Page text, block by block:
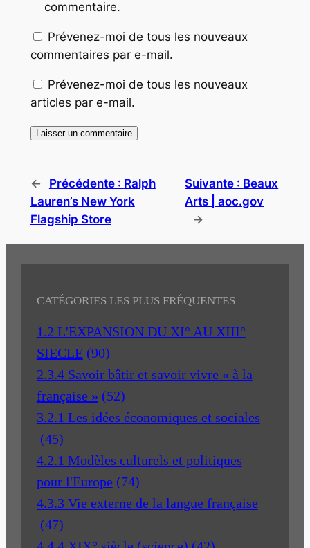
commentaire.
Prévenez-moi de tous les nouveaux
commentaires par e-mail.
Prévenez-moi de tous les nouveaux
articles par e-mail.
← Précédente : Ralph
Lauren’s New York
Flagship Store
Suivante : Beaux
Arts | aoc.gov
→
CATÉGORIES LES PLUS FRÉQUENTES
1.2 L'EXPANSION DU XI° AU XIII°
SIECLE (90)
2.3.4 Savoir bâtir et savoir vivre « à la
française » (52)
3.2.1 Les idées économiques et sociales
(45)
4.2.1 Modèles culturels et politiques
pour l'Europe (74)
4.3.3 Vie externe de la langue française
(47)